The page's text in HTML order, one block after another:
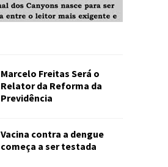
Marcelo Freitas Será o
Relator da Reforma da
Previdência
Vacina contra a dengue
começa a ser testada